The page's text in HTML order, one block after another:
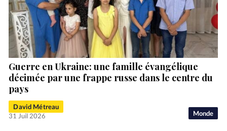
Monde
Guerre en Ukraine: une famille évangélique
décimée par une frappe russe dans le centre du
pays
David Métreau
31 Juil 2026